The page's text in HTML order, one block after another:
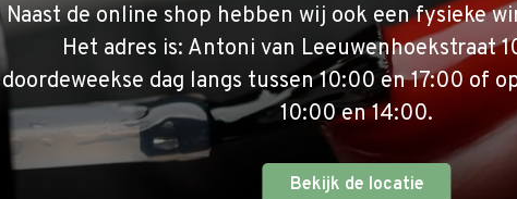
Naast de online shop hebben wij ook een fysieke
Het adres is: Antoni van Leeuwenhoekstraat
doordeweekse dag langs tussen 10:00 en 17:00 of
10:00 en 14:00.
Bekijk de locatie